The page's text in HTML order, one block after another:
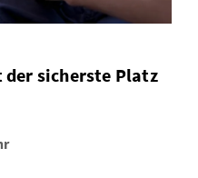
sicherste Platz